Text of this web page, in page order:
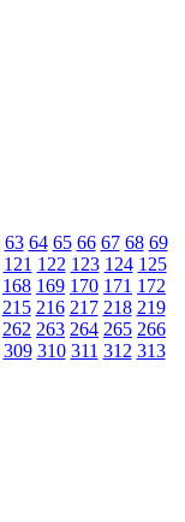
63 64 65 66 67 68 69
121 122 123 124 125
168 169 170 171 172
215 216 217 218 219
262 263 264 265 266
309 310 311 312 313